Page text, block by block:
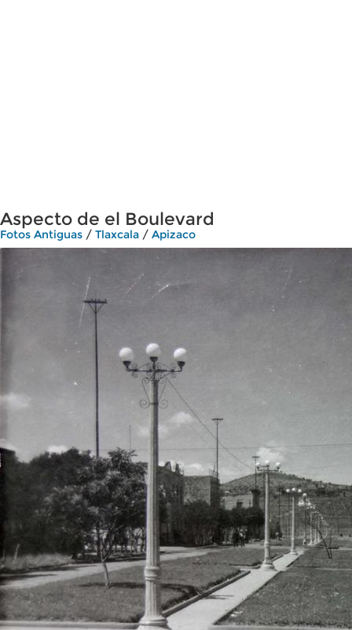
Aspecto de el Boulevard
Fotos Antiguas / Tlaxcala / Apizaco